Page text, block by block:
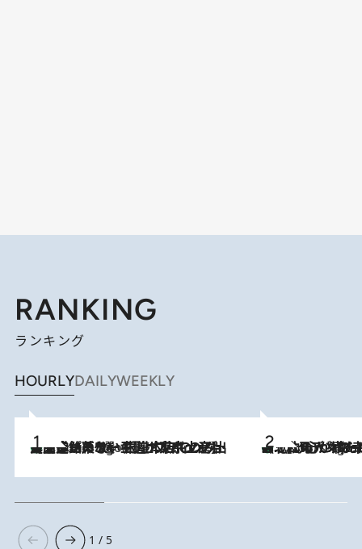
RANKING
ランキング
HOURLYDAILYWEEKLY
2 Hours Ago
【間違いのない王道・東京土産】資生堂パーラー 銀座本店でのみ出会える銘菓5選《極上プディング・濃厚チーズケーキ・ボンボンショコラほか》 2 Hours Ago
《北欧の人々の幸福度が高いのは…》元デンマーク親善大使が出会った“心が満たされる暮らし”「いいかげんにヒュッゲしなさい！」
1 / 5